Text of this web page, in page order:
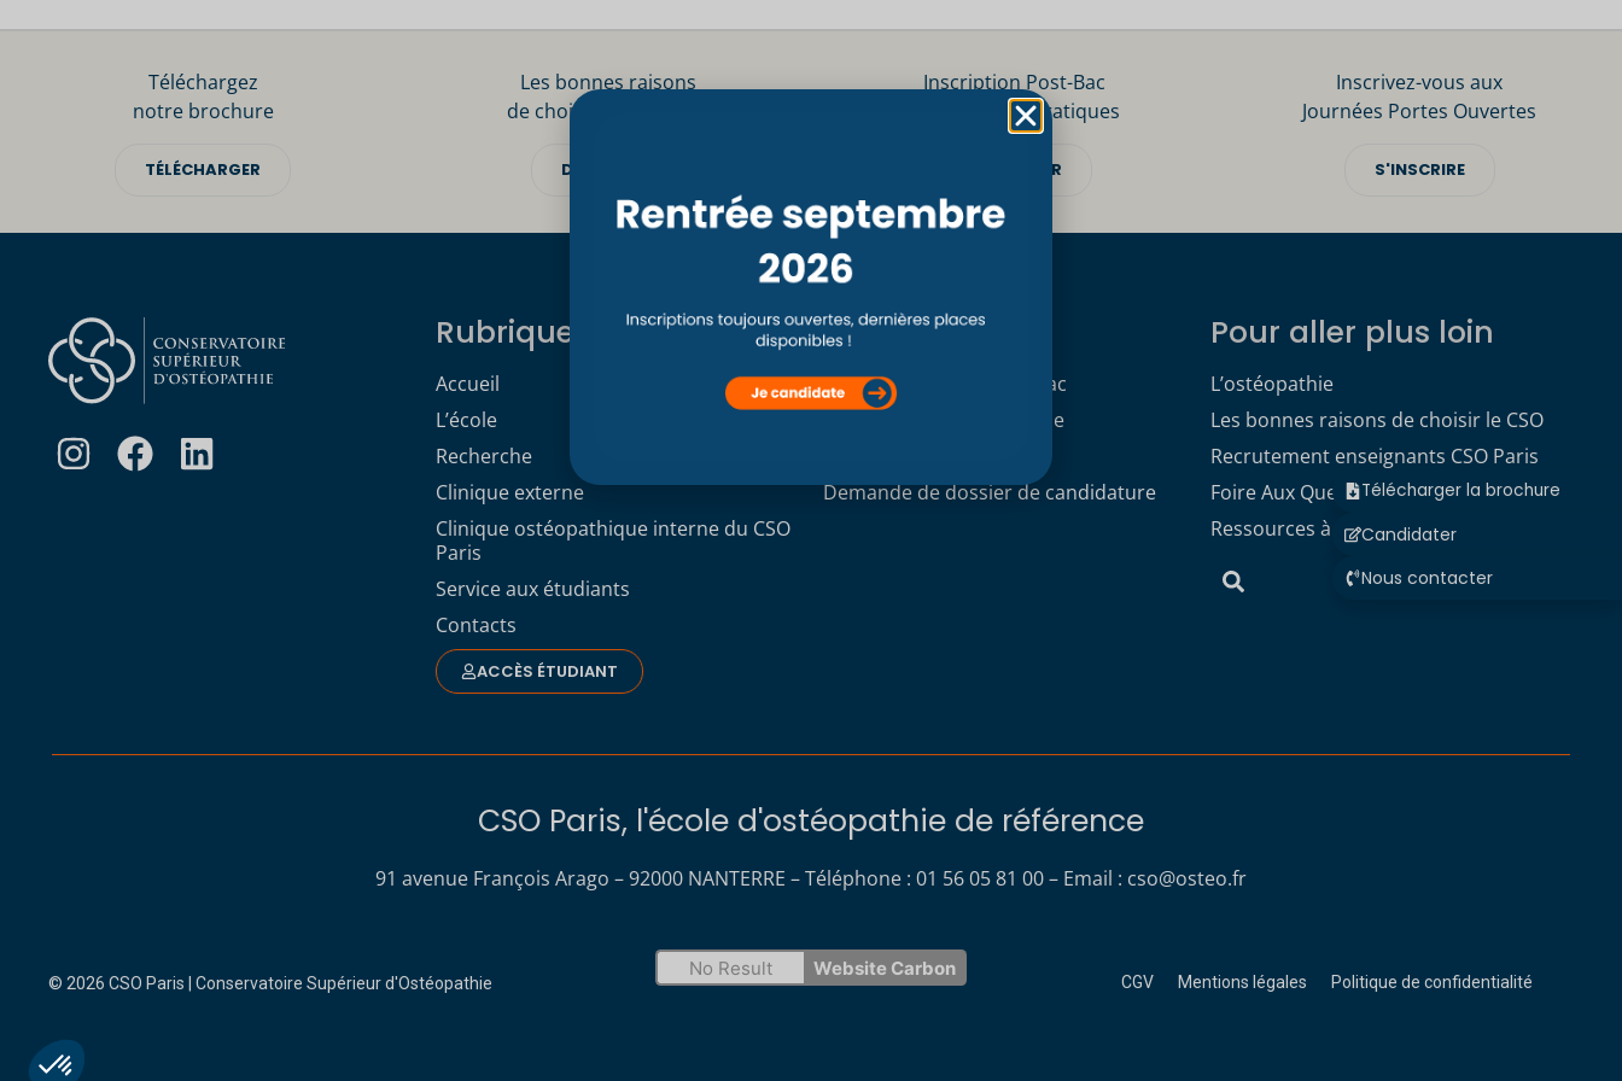
Télécharger la brochure
Candidater
Nous contacter
Téléchargez
notre brochure
TÉLÉCHARGER
Les bonnes raisons
de choisir le CSO Paris
DÉCOUVRIR
Inscription Post-Bac
Informations pratiques
DÉCOUVRIR
Inscrivez-vous aux
Journées Portes Ouvertes
S'INSCRIRE
Rubriques
Accueil
L’école
Recherche
Clinique externe
Clinique ostéopathique interne du CSO
Paris
Service aux étudiants
Contacts
ACCÈS ÉTUDIANT
Formations
Formation initiale Post Bac
Formation professionnelle
Demande de dossier de candidature
Pour aller plus loin
L’ostéopathie
Les bonnes raisons de choisir le CSO
Recrutement enseignants CSO Paris
Foire Aux Questions
Ressources à télécharger
CSO Paris, l'école d'ostéopathie de référence
91 avenue François Arago – 92000 NANTERRE – Téléphone : 01 56 05 81 00 – Email : cso@osteo.fr
© 2026 CSO Paris | Conservatoire Supérieur d'Ostéopathie
No Result Website Carbon
CGV Mentions légales Politique de confidentialité